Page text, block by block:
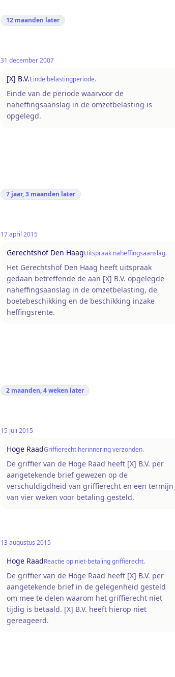
12 maanden later
31 december 2007
[X] B.V.Einde belastingperiode.
Einde van de periode waarvoor de
naheffingsaanslag in de omzetbelasting is
opgelegd.
7 jaar, 3 maanden later
17 april 2015
Gerechtshof Den HaagUitspraak naheffingsaanslag.
Het Gerechtshof Den Haag heeft uitspraak
gedaan betreffende de aan [X] B.V. opgelegde
naheffingsaanslag in de omzetbelasting, de
boetebeschikking en de beschikking inzake
heffingsrente.
2 maanden, 4 weken later
15 juli 2015
Hoge RaadGriffierecht herinnering verzonden.
De griffier van de Hoge Raad heeft [X] B.V. per
aangetekende brief gewezen op de
verschuldigdheid van griffierecht en een termijn
van vier weken voor betaling gesteld.
13 augustus 2015
Hoge RaadReactie op niet-betaling griffierecht.
De griffier van de Hoge Raad heeft [X] B.V. per
aangetekende brief in de gelegenheid gesteld
om mee te delen waarom het griffierecht niet
tijdig is betaald. [X] B.V. heeft hierop niet
gereageerd.